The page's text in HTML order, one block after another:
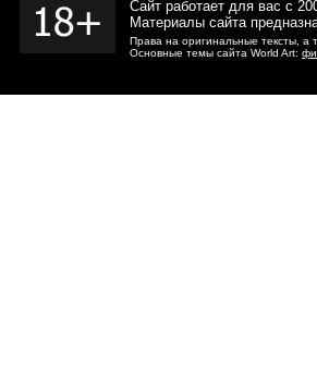
Сайт работает для вас с
Материалы сайта
Права на оригинальные тексты, а
Основные темы сайта World Art: